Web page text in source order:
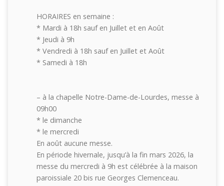
HORAIRES en semaine :
* Mardi à 18h sauf en Juillet et en Août
* Jeudi à 9h
* Vendredi à 18h sauf en Juillet et Août
* Samedi à 18h
– à la chapelle Notre-Dame-de-Lourdes, messe à
09h00
* le dimanche
* le mercredi
En août aucune messe.
En période hivernale, jusqu’à la fin mars 2026, la
messe du mercredi à 9h est célébrée à la maison
paroissiale 20 bis rue Georges Clemenceau.